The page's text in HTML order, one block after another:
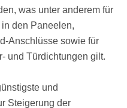
was unter anderem für
den Paneelen,
Anschlüsse sowie für
und Türdichtungen gilt.
und
Steigerung der